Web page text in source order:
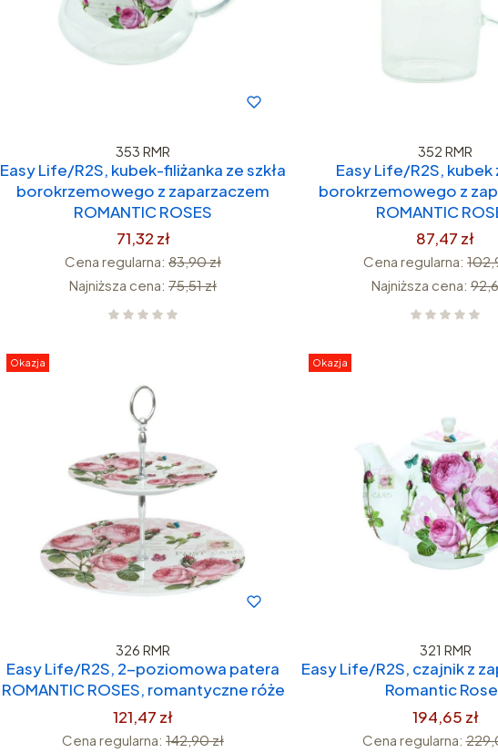
353 RMR
Easy Life/R2S, kubek-filiżanka ze szkła
borokrzemowego z zaparzaczem
ROMANTIC ROSES
71,32 zł
Cena regularna: 83,90 zł
Najniższa cena: 75,51 zł
352 RMR
Easy Life/R2S, kubek
borokrzemowego z
ROMANTIC
87,47 zł
Cena regularna:
Najniższa cena:
Okazja
326 RMR
Easy Life/R2S, 2-poziomowa patera
ROMANTIC ROSES, romantyczne róże
121,47 zł
Cena regularna: 142,90 zł
Okazja
321 RMR
Easy Life/R2S, czajnik z
Romantic
194,65 zł
Cena regularna: